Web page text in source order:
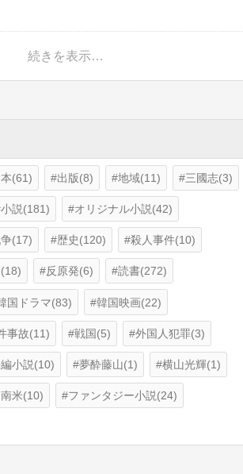
続きを表示…
(61) 出版(8) 地域(11) 三國志(3)
小説(181) オリジナル小説(42)
(17) 歴史(120) 殺人事件(10)
反原発(6) 読書(272)
国ドラマ(83) 韓国映画(22)
事故(11) 戦国(5) 外国人犯罪(3)
小説(10) 夢酔藤山(1) 横山光輝(1)
米(10) ファンタジー小説(24)